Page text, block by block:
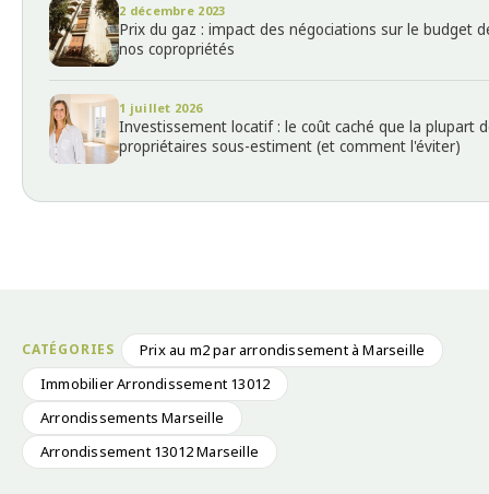
2 décembre 2023
Prix du gaz : impact des négociations sur le budget
nos copropriétés
1 juillet 2026
Investissement locatif : le coût caché que la plupart
propriétaires sous-estiment (et comment l'éviter)
Prix au m2 par arrondissement à Marseille
Immobilier Arrondissement 13012
Arrondissements Marseille
Arrondissement 13012 Marseille